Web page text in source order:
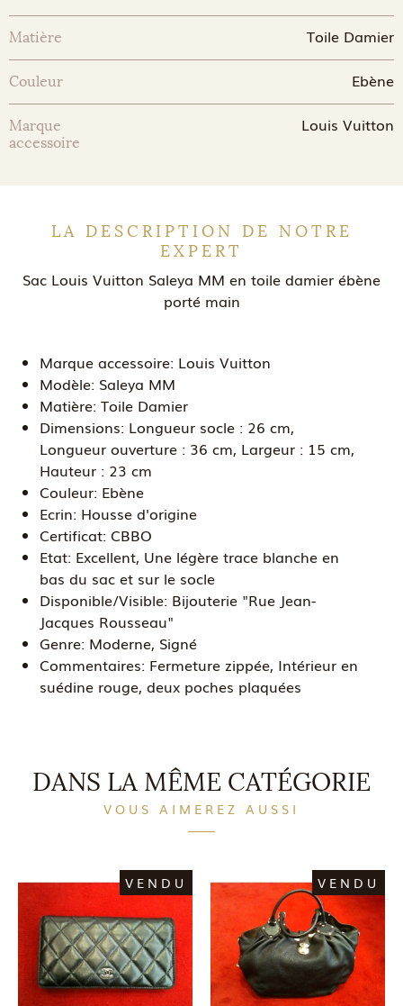
Matière Toile Damier
Couleur Ebène
Marque
accessoire
Louis Vuitton
LA DESCRIPTION DE NOTRE
EXPERT
Sac Louis Vuitton Saleya MM en toile damier ébène
porté main
Marque accessoire: Louis Vuitton
Modèle: Saleya MM
Matière: Toile Damier
Dimensions: Longueur socle : 26 cm,
Longueur ouverture : 36 cm, Largeur : 15 cm,
Hauteur : 23 cm
Couleur: Ebène
Ecrin: Housse d'origine
Certificat: CBBO
Etat: Excellent, Une légère trace blanche en
bas du sac et sur le socle
Disponible/Visible: Bijouterie "Rue Jean-
Jacques Rousseau"
Genre: Moderne, Signé
Commentaires: Fermeture zippée, Intérieur en
suédine rouge, deux poches plaquées
DANS LA MÊME CATÉGORIE
VOUS AIMEREZ AUSSI
VENDU VENDU